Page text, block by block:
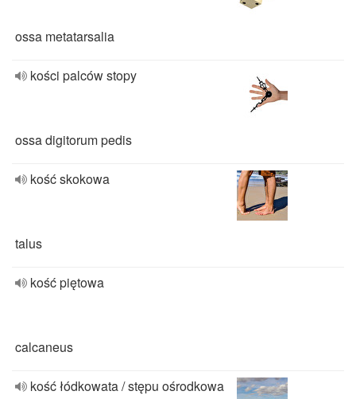
ossa metatarsalia
kości palców stopy
ossa digitorum pedis
kość skokowa
talus
kość piętowa
calcaneus
kość łódkowata / stępu ośrodkowa